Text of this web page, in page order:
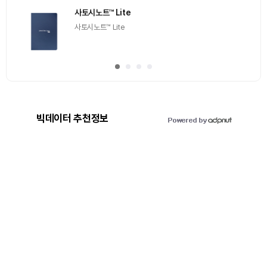
사토시노트™ Lite
사토시노트™ Lite
빅데이터 추천정보